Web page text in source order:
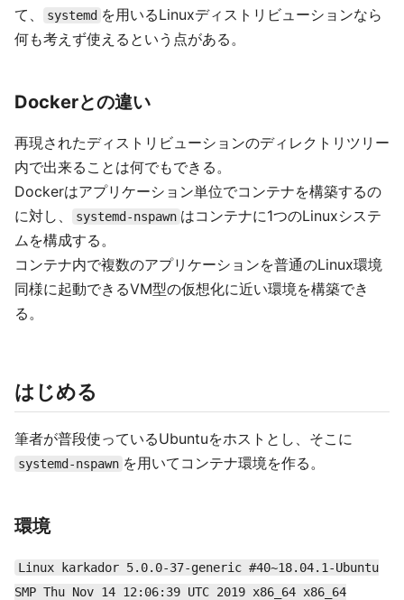
て、
systemd を用いるLinuxディストリビューションなら
何も考えず使えるという点がある。
Dockerとの違い
再現されたディストリビューションのディレクトリツリー
内で出来ることは何でもできる。
Dockerはアプリケーション単位でコンテナを構築するの
に対し、
systemd-nspawn はコンテナに1つのLinuxシステ
ムを構成する。
コンテナ内で複数のアプリケーションを普通のLinux環境
同様に起動できるVM型の仮想化に近い環境を構築でき
る。
はじめる
筆者が普段使っているUbuntuをホストとし、そこに
systemd-nspawn を用いてコンテナ環境を作る。
環境
Linux karkador 5.0.0-37-generic #40~18.04.1-Ubuntu
SMP Thu Nov 14 12:06:39 UTC 2019 x86_64 x86_64